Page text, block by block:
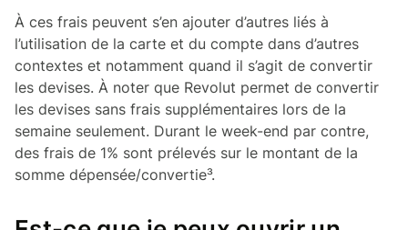
À ces frais peuvent s’en ajouter d’autres liés à
l’utilisation de la carte et du compte dans d’autres
contextes et notamment quand il s’agit de convertir
les devises. À noter que Revolut permet de convertir
les devises sans frais supplémentaires lors de la
semaine seulement. Durant le week-end par contre,
des frais de 1% sont prélevés sur le montant de la
somme dépensée/convertie³.